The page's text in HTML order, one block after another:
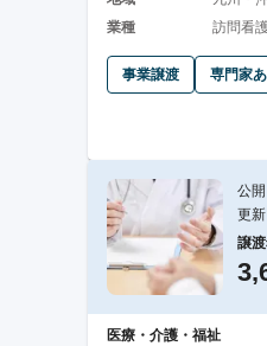
業種
訪問看
事業譲渡 専門家
公
更
譲
医療・介護・福祉